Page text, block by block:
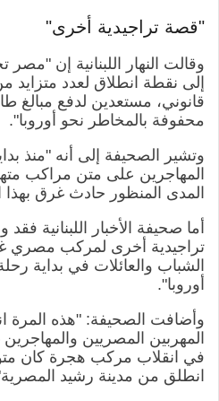
"قصة تراجيدية أخرى"
وقالت النهار اللبنانية إن
إلى نقطة انطلاق لعدد متزايد
قانوني، مستعدين لدفع مبالغ
محفوفة بالمخاطر نحو أوروبا".
وتشير الصحيفة إلى أنه "منذ
المهاجرين على متن مراكب
المدى المنظور حادث غرق
أما صحيفة الأخبار اللبنانية
تراجيدية أخرى لمركب مصري
الشباب والعائلات في بداية
أوروبا".
وأضافت الصحيفة: "هذه المرة
المهربين المصريين
في انقلاب مركب هجرة كان
انطلق من مدينة رشيد